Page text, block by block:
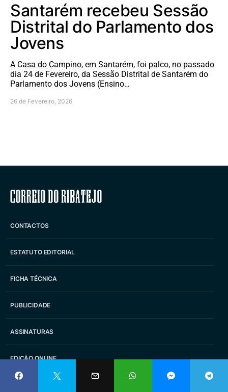
Santarém recebeu Sessão
Distrital do Parlamento dos
Jovens
A Casa do Campino, em Santarém, foi palco, no passado
dia 24 de Fevereiro, da Sessão Distrital de Santarém do
Parlamento dos Jovens (Ensino…
26 de Fevereiro, 2026
Correio do Ribatejo
CONTACTOS
ESTATUTO EDITORIAL
FICHA TÉCNICA
PUBLICIDADE
ASSINATURAS
EDIÇÃO ONLINE